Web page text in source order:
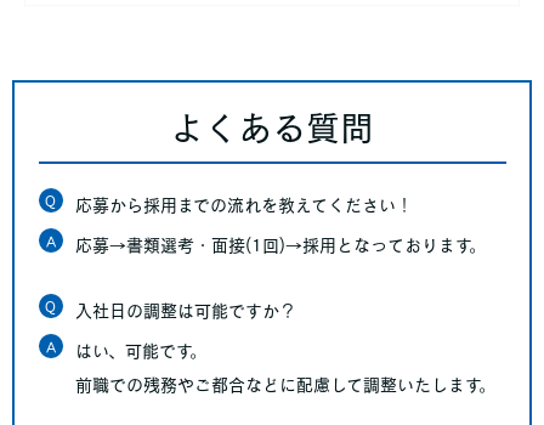
よくある質問
Q 応募から採用までの流れを教えてください！
A 応募→書類選考・面接(1回)→採用となっております。
Q 入社日の調整は可能ですか？
A
はい、可能です。
前職での残務やご都合などに配慮して調整いたします。